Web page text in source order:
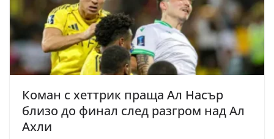
Коман с хеттрик праща Ал Насър
близо до финал след разгром над Ал
Ахли